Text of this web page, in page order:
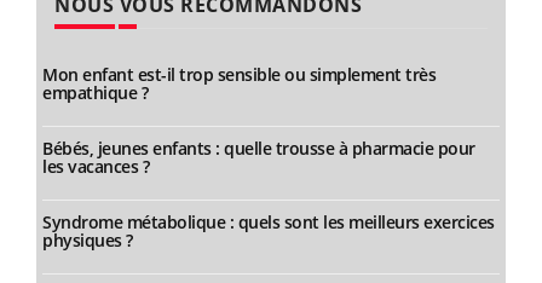
Mon enfant est-il trop sensible ou simplement très
empathique ?
Bébés, jeunes enfants : quelle trousse à pharmacie pour
les vacances ?
Syndrome métabolique : quels sont les meilleurs exercices
physiques ?